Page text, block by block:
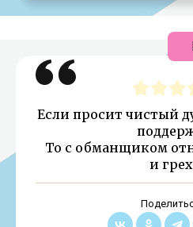
Если просит чистый
То с обманщиком
и